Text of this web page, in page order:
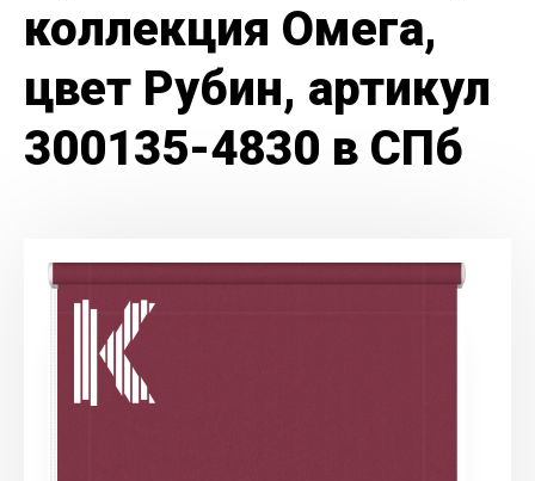
коллекция Омега,
цвет Рубин, артикул
300135-4830 в СПб